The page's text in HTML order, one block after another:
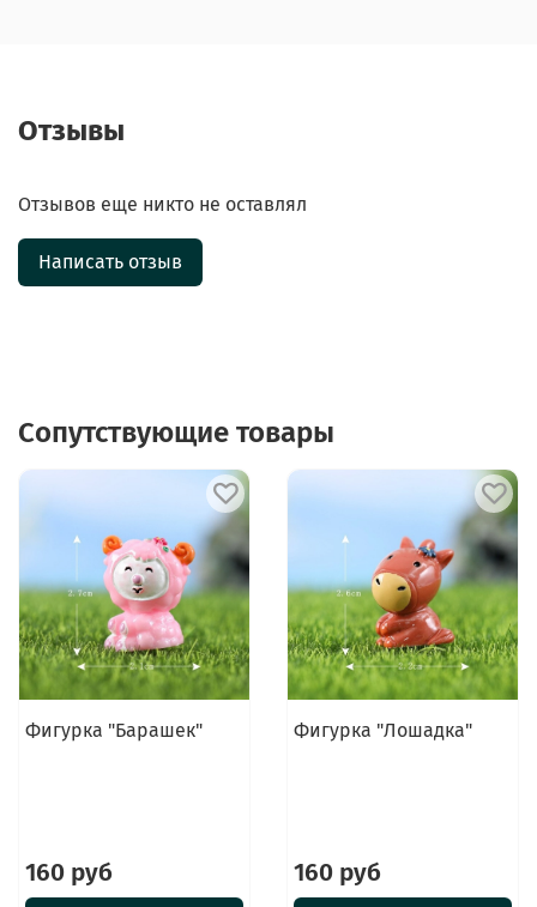
Отзывы
Отзывов еще никто не оставлял
Написать отзыв
Сопутствующие товары
Фигурка "Барашек"
160 руб
Фигурка "Лошадка"
160 руб